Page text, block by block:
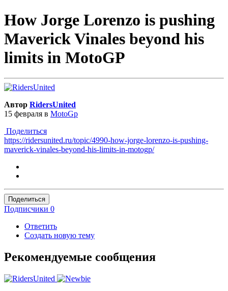
How Jorge Lorenzo is pushing
Maverick Vinales beyond his
limits in MotoGP
Автор RidersUnited
15 февраля в MotoGp
Поделиться
https://ridersunited.ru/topic/4990-how-jorge-lorenzo-is-pushing-
maverick-vinales-beyond-his-limits-in-motogp/
Поделиться
Подписчики 0
Ответить
Создать новую тему
Рекомендуемые сообщения